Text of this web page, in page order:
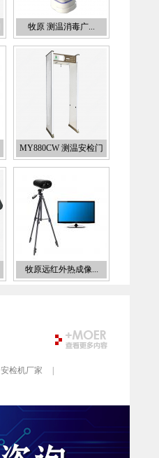
牧原 测温消毒广...
MY880CW 测温安检门
牧原远红外热成像...
安检机厂家